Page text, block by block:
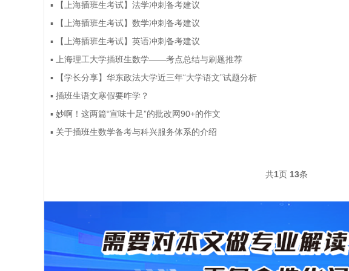
▪
【上海插班生考试】法学冲刺备考建议
▪
【上海插班生考试】数学冲刺备考建议
▪
【上海插班生考试】英语冲刺备考建议
▪ 上海理工大学插班生数学——考点总结与刷题推荐
▪
【学长分享】华东政法大学近三年“大学语文”试题分析
▪ 插班生语文寒假要咋学？
▪ 妙啊！这两篇“宣味十足”的批改网90+的作文
▪ 关于插班生数学备考与科兴服务体系的介绍
共1页 13条